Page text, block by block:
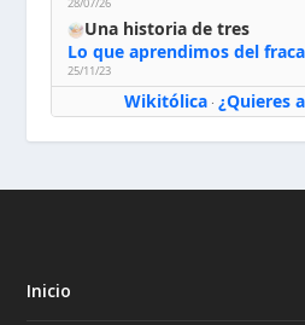
Una historia de tres
Lo que aprendimos del
25/11/23
Wikitólica· ¿Quieres
Inicio